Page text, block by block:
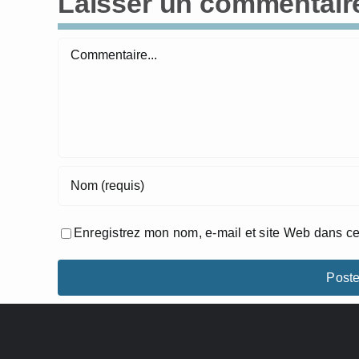
Commentaire
Enregistrez mon nom, e-mail et site Web dans